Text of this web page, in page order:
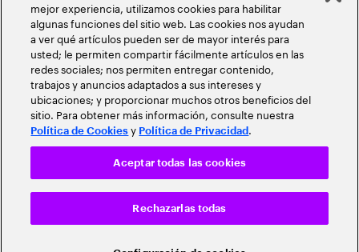
mejor experiencia, utilizamos cookies para habilitar
algunas funciones del sitio web. Las cookies nos ayudan
a ver qué artículos pueden ser de mayor interés para
usted; le permiten compartir fácilmente artículos en las
redes sociales; nos permiten entregar contenido,
trabajos y anuncios adaptados a sus intereses y
ubicaciones; y proporcionar muchos otros beneficios del
sitio. Para obtener más información, consulte nuestra
Política de Cookies y Política de Privacidad .
Rechazarlas todas
Aceptar todas las cookies